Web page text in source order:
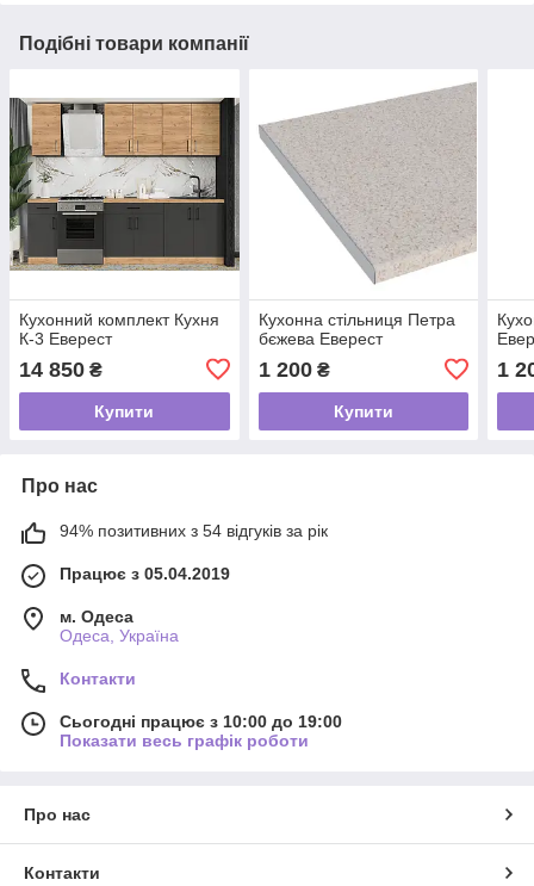
Подібні товари компанії
Кухонний комплект Кухня
К-3 Еверест
14 850 ₴
Купити
Кухонна стільниця Петра
бєжева Еверест
1 200₴
Купити
1
Про нас
94% позитивних з 54 відгуків за рік
Працює з 05.04.2019
м. Одеса
Одеса, Україна
Контакти
Сьогодні працює з 10:00 до 19:00
Показати весь графік роботи
Про нас
Контакти